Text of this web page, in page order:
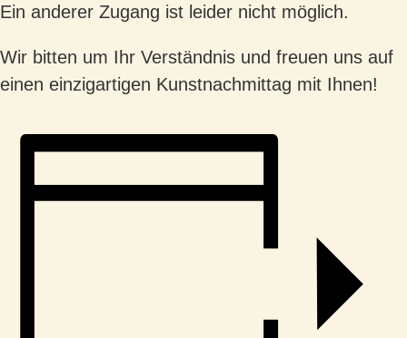
Ein anderer Zugang ist leider nicht möglich.
Wir bitten um Ihr Verständnis und freuen uns auf
einen einzigartigen Kunstnachmittag mit Ihnen!